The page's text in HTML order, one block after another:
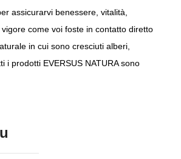
assicurarvi benessere, vitalità,
come voi foste in contatto diretto
in cui sono cresciuti alberi,
i prodotti EVERSUS NATURA sono